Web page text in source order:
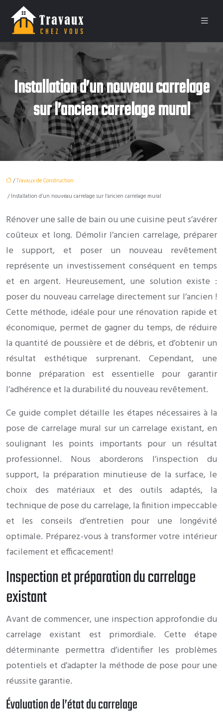
Installation d’un nouveau carrelage
sur l’ancien carrelage mural
/Travaux de Construction
/ Installation d’un nouveau carrelage sur l’ancien carrelage mural
Rénover une salle de bain ou une cuisine peut s’avérer
coûteux et long. Démolir l’ancien carrelage, préparer
le support, et poser un nouveau revêtement
représente un investissement conséquent en temps
et en argent. Heureusement, une solution existe :
poser du nouveau carrelage directement sur l’ancien !
Cette méthode, idéale pour une rénovation rapide et
économique, permet de gagner du temps, de réduire
la quantité de poussière et de débris, et d’obtenir un
résultat esthétique surprenant. Cependant, une
bonne préparation est essentielle pour garantir
l’adhérence et la durabilité du nouveau revêtement.
Ce guide complet détaille les étapes nécessaires à la
pose de carrelage mural sur un carrelage existant, en
soulignant les points importants pour un résultat
professionnel. Nous aborderons l’inspection du
support, la préparation minutieuse de la surface, le
choix des matériaux et des outils adaptés, la
technique de pose du carrelage, la finition impeccable
et les conseils d’entretien pour une longévité
optimale. Préparez-vous à transformer votre intérieur
facilement et efficacement!
Inspection et préparation du carrelage
existant
Avant de commencer, une inspection approfondie du
carrelage existant est primordiale. Cette étape
déterminante permettra d’identifier les problèmes
potentiels et d’adapter la méthode de pose pour une
réussite garantie.
Évaluation de l’état du carrelage